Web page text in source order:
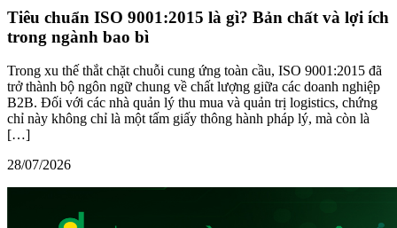
Tiêu chuẩn ISO 9001:2015 là gì? Bản chất và lợi ích
trong ngành bao bì
Trong xu thế thắt chặt chuỗi cung ứng toàn cầu, ISO 9001:2015 đã
trở thành bộ ngôn ngữ chung về chất lượng giữa các doanh nghiệp
B2B. Đối với các nhà quản lý thu mua và quản trị logistics, chứng
chỉ này không chỉ là một tấm giấy thông hành pháp lý, mà còn là
[…]
28/07/2026